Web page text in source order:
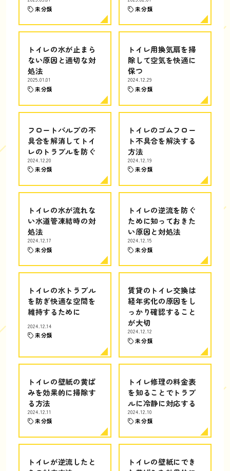
未分類 未分類
トイレの水が止まら
ない原因と適切な対
処法
2025.01.01
未分類
トイレ用換気扇を掃
除して空気を快適に
保つ
2024.12.29
未分類
フロートバルブの不
具合を解消してトイ
レのトラブルを防ぐ
2024.12.20
未分類
トイレのゴムフロー
ト不具合を解決する
方法
2024.12.19
未分類
トイレの水が流れな
い水道管凍結時の対
処法
2024.12.17
未分類
トイレの逆流を防ぐ
ために知っておきた
い原因と対処法
2024.12.15
未分類
トイレの水トラブル
を防ぎ快適な空間を
維持するために
2024.12.14
未分類
賃貸のトイレ交換は
経年劣化の原因をし
っかり確認すること
が大切
2024.12.12
未分類
トイレの壁紙の黄ば
みを効果的に掃除す
る方法
2024.12.11
未分類
トイレ修理の料金表
を知ることでトラブ
ルに冷静に対応する
2024.12.10
未分類
トイレが逆流したと
トイレの壁紙にでき